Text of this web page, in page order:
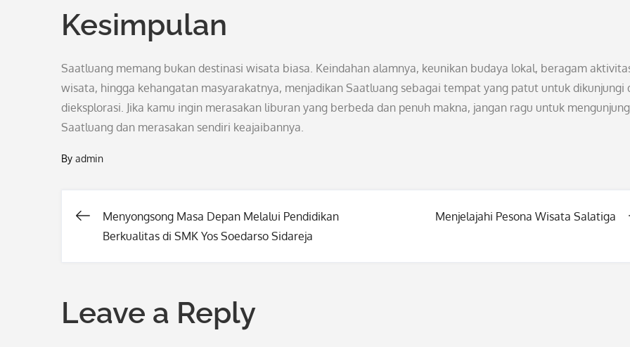
Kesimpulan
Saatluang memang bukan destinasi wisata biasa. Keindahan alamnya, keunikan budaya lokal, beragam
wisata, hingga kehangatan masyarakatnya, menjadikan Saatluang sebagai tempat yang patut untuk dikunjungi
dieksplorasi. Jika kamu ingin merasakan liburan yang berbeda dan penuh makna, jangan ragu untuk
Saatluang dan merasakan sendiri keajaibannya.
By admin
Post
Menyongsong Masa Depan Melalui Pendidikan
Berkualitas di SMK Yos Soedarso Sidareja
Menjelajahi Pesona Wisata Salatiga
Leave a Reply